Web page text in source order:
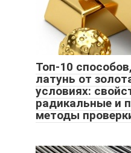
Топ-10
латунь от
условиях:
радикальные и
методы